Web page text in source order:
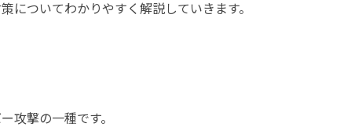
ついてわかりやすく解説していきます。
攻撃の一種です。